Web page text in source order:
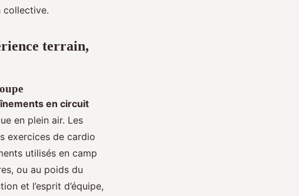
collective.
terrain,
en circuit
en plein air. Les
exercices de cardio
utilisés en camp
ou au poids du
et l’esprit d’équipe,